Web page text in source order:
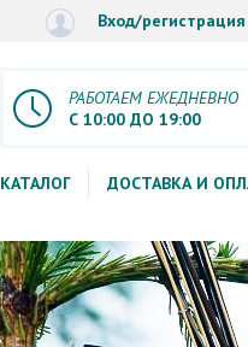
Вход/регистрация
РАБОТАЕМ ЕЖЕДНЕВНО
С 10:00 ДО 19:00
КАТАЛОГ ДОСТАВКА И